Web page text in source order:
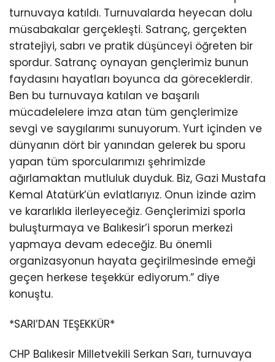
turnuvaya katıldı. Turnuvalarda heyecan dolu
müsabakalar gerçekleşti. Satranç, gerçekten
stratejiyi, sabrı ve pratik düşünceyi öğreten bir
spordur. Satranç oynayan gençlerimiz bunun
faydasını hayatları boyunca da göreceklerdir.
Ben bu turnuvaya katılan ve başarılı
mücadelelere imza atan tüm gençlerimize
sevgi ve saygılarımı sunuyorum. Yurt içinden ve
dünyanın dört bir yanından gelerek bu sporu
yapan tüm sporcularımızı şehrimizde
ağırlamaktan mutluluk duyduk. Biz, Gazi Mustafa
Kemal Atatürk’ün evlatlarıyız. Onun izinde azim
ve kararlıkla ilerleyeceğiz. Gençlerimizi sporla
buluşturmaya ve Balıkesir’i sporun merkezi
yapmaya devam edeceğiz. Bu önemli
organizasyonun hayata geçirilmesinde emeği
geçen herkese teşekkür ediyorum.” diye
konuştu.
*SARI’DAN TEŞEKKÜR*
CHP Balıkesir Milletvekili Serkan Sarı, turnuvaya